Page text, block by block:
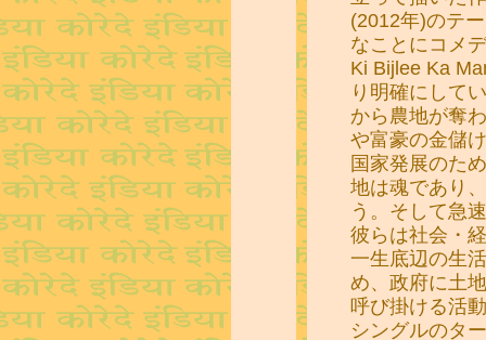
(2012年)のテ
なことにコメ
Ki Bijlee Ka
り明確にして
から農地が奪
や富豪の金儲
国家発展のた
地は魂であり
う。そして急
彼らは社会・
一生底辺の生
め、政府に土
呼び掛ける活
シングルのタ